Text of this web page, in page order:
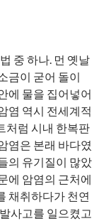
중 하나. 먼 옛날
금이 굳어 돌이
에 물을 집어넣어
염 역시 전세계적
처럼 시내 한복판
염은 본래 바다였
의 유기질이 많았
에 암염의 근처에
채취하다가 천연
사고를 일으켰고